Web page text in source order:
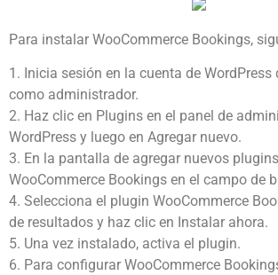
Para instalar WooCommerce Bookings,
1. Inicia sesión en la cuenta de
como administrador.
2. Haz clic en Plugins en el panel de
WordPress y luego en Agregar nuevo.
3. En la pantalla de agregar nuevos
WooCommerce Bookings en el campo de
4. Selecciona el plugin WooCommerce
de resultados y haz clic en Instalar ahora.
5. Una vez instalado, activa el plugin.
6. Para configurar WooCommerce